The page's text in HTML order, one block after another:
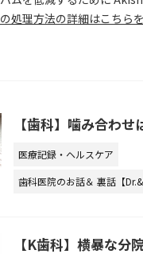
処理方法の詳細はこちら
【歯科】噛み合わせ
医療記録・ヘルスケア
歯科医院のお話＆ 裏話【Dr.&
【K歯科】横暴な分